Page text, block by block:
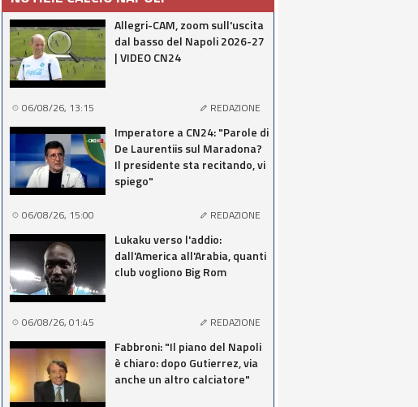
Allegri-CAM, zoom sull'uscita
dal basso del Napoli 2026-27
| VIDEO CN24
06/08/26, 13:15 REDAZIONE
Imperatore a CN24: "Parole di
De Laurentiis sul Maradona?
Il presidente sta recitando, vi
spiego"
06/08/26, 15:00 REDAZIONE
Lukaku verso l'addio:
dall'America all'Arabia, quanti
club vogliono Big Rom
06/08/26, 01:45 REDAZIONE
Fabbroni: "Il piano del Napoli
è chiaro: dopo Gutierrez, via
anche un altro calciatore"